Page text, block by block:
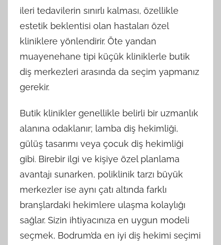
ileri tedavilerin sınırlı kalması, özellikle
estetik beklentisi olan hastaları özel
kliniklere yönlendirir. Öte yandan
muayenehane tipi küçük kliniklerle butik
diş merkezleri arasında da seçim yapmanız
gerekir.
Butik klinikler genellikle belirli bir uzmanlık
alanına odaklanır; lamba diş hekimliği,
gülüş tasarımı veya çocuk diş hekimliği
gibi. Birebir ilgi ve kişiye özel planlama
avantajı sunarken, poliklinik tarzı büyük
merkezler ise aynı çatı altında farklı
branşlardaki hekimlere ulaşma kolaylığı
sağlar. Sizin ihtiyacınıza en uygun modeli
seçmek, Bodrum’da en iyi diş hekimi seçimi